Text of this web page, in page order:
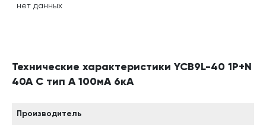
нет данных
Технические характеристики YCB9L-40 1P+N
40A C тип A 100мА 6кА
Производитель